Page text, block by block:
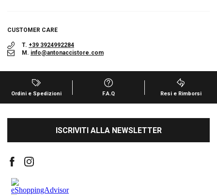
CUSTOMER CARE
T. +39 3924992284
M. info@antonaccistore.com
Ordini e Spedizioni F.A.Q Resi e Rimborsi
ISCRIVITI ALLA NEWSLETTER